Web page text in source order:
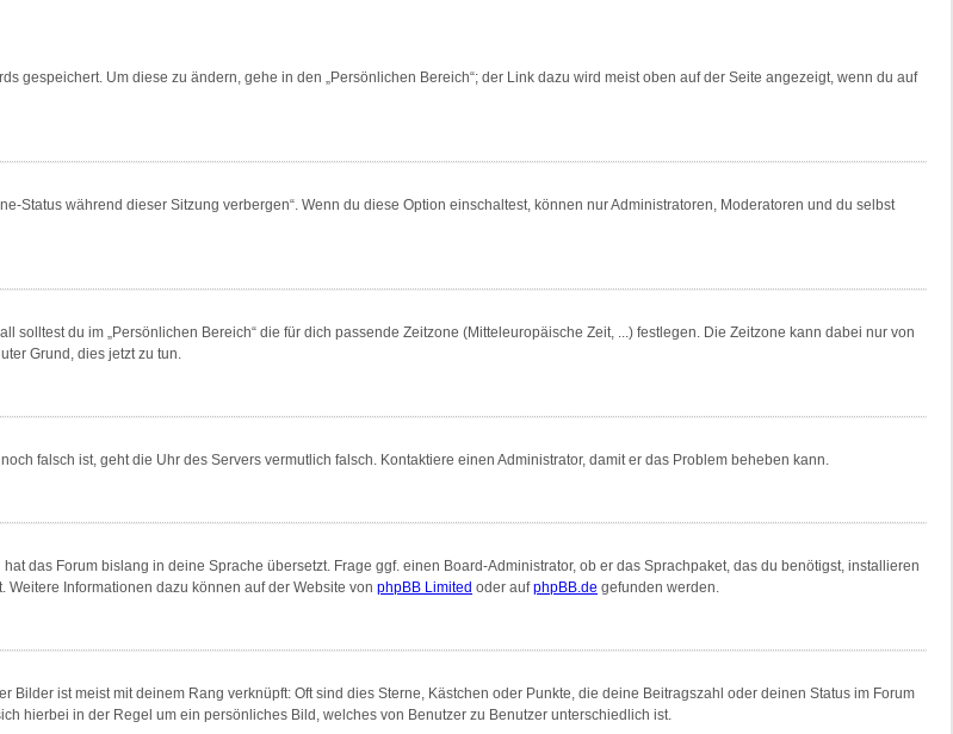
gespeichert. Um diese zu ändern, gehe in den „Persönlichen Bereich“; der Link dazu wird meist oben auf der Seite angezeigt, wenn du auf
Status während dieser Sitzung verbergen“. Wenn du diese Option einschaltest, können nur Administratoren, Moderatoren und du selbst
du im „Persönlichen Bereich“ die für dich passende Zeitzone (Mitteleuropäische Zeit, ...) festlegen. Die Zeitzone kann dabei nur von
Grund, dies jetzt zu tun.
falsch ist, geht die Uhr des Servers vermutlich falsch. Kontaktiere einen Administrator, damit er das Problem beheben kann.
das Forum bislang in deine Sprache übersetzt. Frage ggf. einen Board-Administrator, ob er das Sprachpaket, das du benötigst, installieren
Informationen dazu können auf der Website von phpBB Limited oder aufphpBB.de gefunden werden.
ist meist mit deinem Rang verknüpft: Oft sind dies Sterne, Kästchen oder Punkte, die deine Beitragszahl oder deinen Status im Forum
hierbei in der Regel um ein persönliches Bild, welches von Benutzer zu Benutzer unterschiedlich ist.